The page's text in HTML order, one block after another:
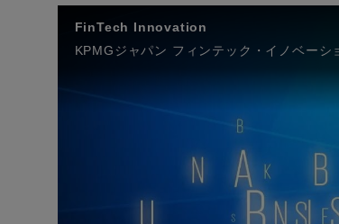
FinTech Innovation
KPMGジャパン フィンテック・イノベーシ